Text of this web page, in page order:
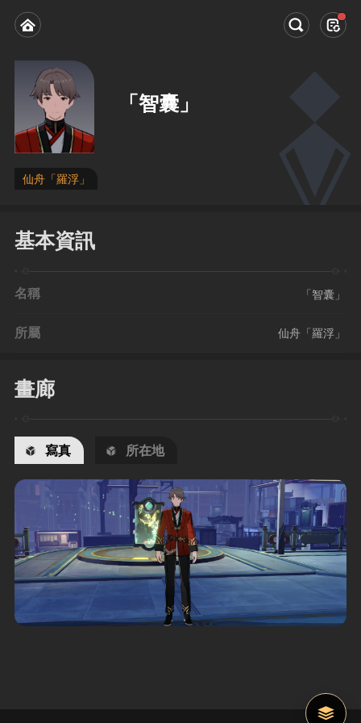
「智囊」
仙舟「羅浮」
基本資訊
名稱 「智囊」
所屬 仙舟「羅浮」
畫廊
寫真 所在地